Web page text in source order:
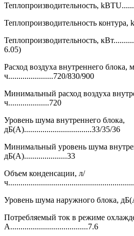
Теплопроизводительность,
Теплопроизводительность
Теплопроизводительность,
6.05)
Расход воздуха внутреннего блока, м
ч......................720/830/900
Минимальный расход воздуха
ч....................720
Уровень шума внутреннего блока,
дБ(А).................................33/35/36
Минимальный уровень шума
дБ(А).....................33
Объем конденсации, л/
Уровень шума наружного блока,
Потребляемый ток в режиме
А......................................7.6